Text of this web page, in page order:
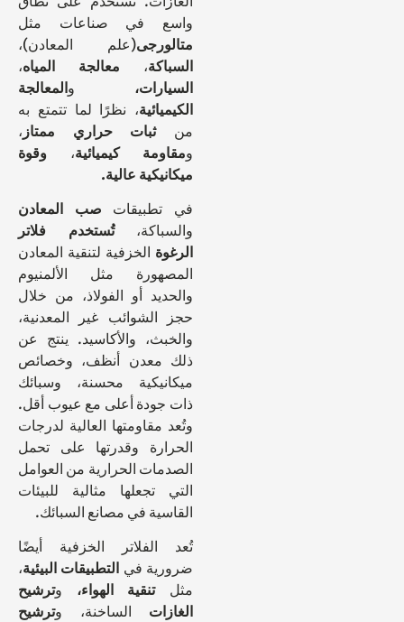
واسع في صناعات مثل
متالورجی(علم المعادن)،
،معالجة المياه
السيارات،و
المعالجة
الكيميائية، نظرًا لما تتمتع به
ثبات حراري ممتاز
مقاومة كيميائية ،وقوة
ميكانيكية عالية.
في تطبيقاتصب المعادن
والسباكة،تُستخدم فلاتر
الخزفية لتنقية المعادن
المصهورة مثل الألمنيوم
والحديد أو الفولاذ، من خلال
حجز الشوائب غير المعدنية،
والخبث، والأكاسيد. ينتج عن
ذلك معدن أنظف، وخصائص
ميكانيكية محسنة، وسبائك
ذات جودة أعلى مع عيوب أقل.
وتُعد مقاومتها العالية لدرجات
الحرارة وقدرتها على تحمل
الصدمات الحرارية من العوامل
التي تجعلها مثالية للبيئات
القاسية في مصانع السبائك.
تُعد الفلاتر الخزفية أيضًا
ضرورية فيالتطبيقات البيئية،
تنقية الهواء، وترشيح
الساخنة، وترشيح